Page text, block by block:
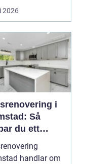
2026
i
Så
du ett
och
kök
handlar om